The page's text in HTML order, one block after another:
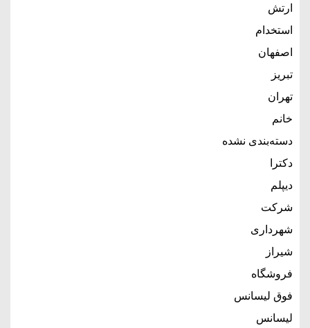
ارتش
استخدام
اصفهان
تبریز
تهران
خانم
دسته‌بندی نشده
دکترا
دیپلم
شرکت
شهرداری
شیراز
فروشگاه
فوق لیسانس
لیسانس